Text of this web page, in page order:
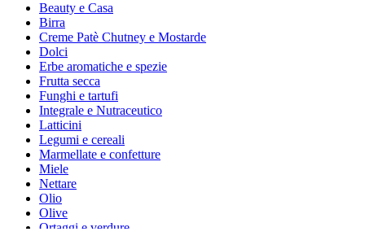
Beauty e Casa
Birra
Creme Patè Chutney e Mostarde
Dolci
Erbe aromatiche e spezie
Frutta secca
Funghi e tartufi
Integrale e Nutraceutico
Latticini
Legumi e cereali
Marmellate e confetture
Miele
Nettare
Olio
Olive
Ortaggi e verdure